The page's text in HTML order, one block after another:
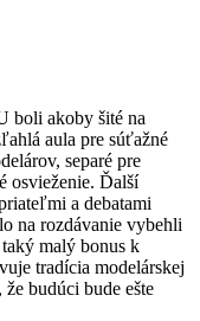
boli akoby šité na
aula pre súťažné
separé pre
osvieženie. Ďalší
a debatami
na rozdávanie vybehli
malý bonus k
tradícia modelárskej
budúci bude ešte